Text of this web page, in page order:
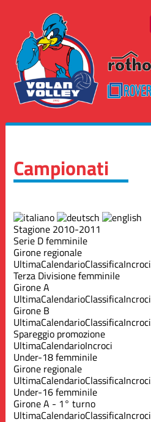
Campionati
Stagione 2010-2011
Serie D femminile
Girone regionale
UltimaCalendarioClassificaIncroci
Terza Divisione femminile
Girone A
UltimaCalendarioClassificaIncroci
Girone B
UltimaCalendarioClassificaIncroci
Spareggio promozione
UltimaCalendarioIncroci
Under-18 femminile
Girone regionale
UltimaCalendarioClassificaIncroci
Under-16 femminile
Girone A - 1° turno
UltimaCalendarioClassificaIncroci